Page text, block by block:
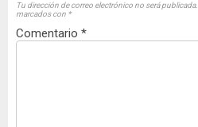
Tu dirección de correo electrónico no será publicada.
marcados con *
Comentario *